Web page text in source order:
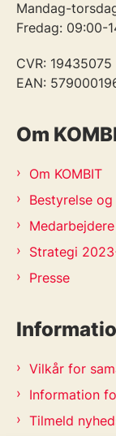
Mandag-
Fredag: 09:00-
CVR: 19435075
EAN:
Om
Om KOMBIT
Bestyrelse
Medarbejdere
Strategi
Presse
Vilkår for
Information
Tilmeld